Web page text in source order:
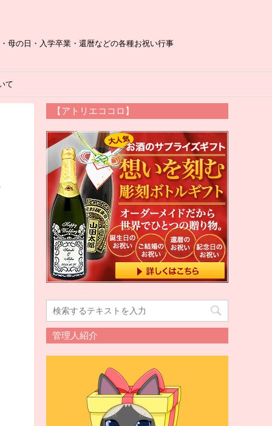
母の日・入学卒業・還暦などの各種お祝い行事
て
【アトリエココロ】
管理人紹介